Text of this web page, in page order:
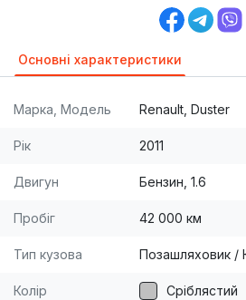
Основні характеристики
Марка, Модель Renault, Duster
Рік 2011
Двигун Бензин, 1.6
Пробіг 42 000 км
Тип кузова Позашляховик /
Колір Сріблястий